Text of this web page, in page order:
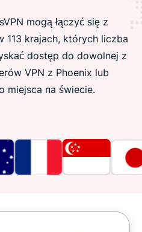
mogą łączyć się z
113 krajach, których liczba
dostęp do dowolnej z
VPN z Phoenix lub
miejsca na świecie.